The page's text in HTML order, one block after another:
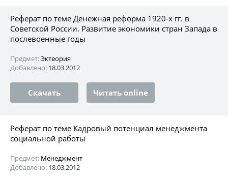
Реферат по теме Денежная реформа 1920-х гг. в
Советской России. Развитие экономики стран Запада в
послевоенные годы
Предмет:Эктеория
Добавлено: 18.03.2012
Скачать Читать online
Реферат по теме Кадровый потенциал менеджмента
социальной работы
Предмет: Менеджмент
Добавлено: 18.03.2012